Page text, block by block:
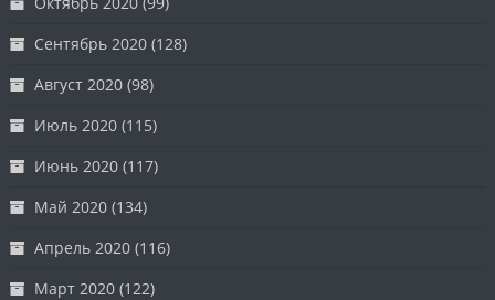
Сентябрь 2020 (128)
Август 2020 (98)
Июль 2020 (115)
Июнь 2020 (117)
Май 2020 (134)
Апрель 2020 (116)
Март 2020 (122)